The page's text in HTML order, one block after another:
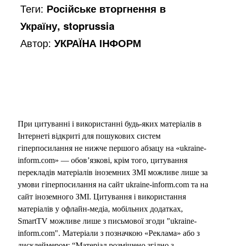
Теги: Російське вторгнення в
Україну, stoprussia
Автор:УКРАЇНА ІНФОРМ
При цитуванні і використанні будь-яких матеріалів в
Інтернеті відкриті для пошукових систем
гіперпосилання не нижче першого абзацу на «ukraine-
inform.com» — обов’язкові, крім того, цитування
перекладів матеріалів іноземних ЗМІ можливе лише за
умови гіперпосилання на сайт ukraine-inform.com та на
сайт іноземного ЗМІ. Цитування і використання
матеріалів у офлайн-медіа, мобільних додатках,
SmartTV можливе лише з письмової згоди "ukraine-
inform.com". Матеріали з позначкою «Реклама» або з